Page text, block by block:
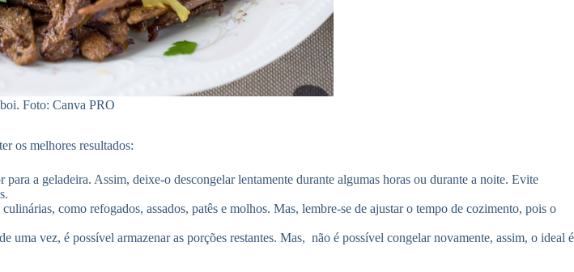
Foto: Canva PRO
os melhores resultados:
a geladeira. Assim, deixe-o descongelar lentamente durante algumas horas ou durante a noite. Evite
como refogados, assados, patês e molhos. Mas, lembre-se de ajustar o tempo de cozimento, pois o
vez, é possível armazenar as porções restantes. Mas, não é possível congelar novamente, assim, o ideal é